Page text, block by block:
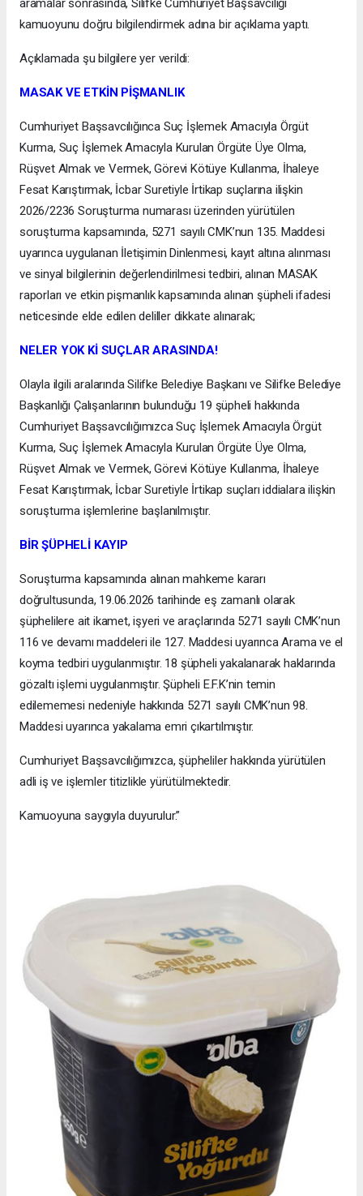
aramalar sonrasında, Silifke Cumhuriyet Başsavcılığı
kamuoyunu doğru bilgilendirmek adına bir açıklama yaptı.
Açıklamada şu bilgilere yer verildi:
MASAK VE ETKİN PİŞMANLIK
Cumhuriyet Başsavcılığınca Suç İşlemek Amacıyla Örgüt
Kurma, Suç İşlemek Amacıyla Kurulan Örgüte Üye Olma,
Rüşvet Almak ve Vermek, Görevi Kötüye Kullanma, İhaleye
Fesat Karıştırmak, İcbar Suretiyle İrtikap suçlarına ilişkin
2026/2236 Soruşturma numarası üzerinden yürütülen
soruşturma kapsamında, 5271 sayılı CMK’nun 135. Maddesi
uyarınca uygulanan İletişimin Dinlenmesi, kayıt altına alınması
ve sinyal bilgilerinin değerlendirilmesi tedbiri, alınan MASAK
raporları ve etkin pişmanlık kapsamında alınan şüpheli ifadesi
neticesinde elde edilen deliller dikkate alınarak;
NELER YOK Kİ SUÇLAR ARASINDA!
Olayla ilgili aralarında Silifke Belediye Başkanı ve Silifke Belediye
Başkanlığı Çalışanlarının bulunduğu 19 şüpheli hakkında
Cumhuriyet Başsavcılığımızca Suç İşlemek Amacıyla Örgüt
Kurma, Suç İşlemek Amacıyla Kurulan Örgüte Üye Olma,
Rüşvet Almak ve Vermek, Görevi Kötüye Kullanma, İhaleye
Fesat Karıştırmak, İcbar Suretiyle İrtikap suçları iddialara ilişkin
soruşturma işlemlerine başlanılmıştır.
BİR ŞÜPHELİ KAYIP
Soruşturma kapsamında alınan mahkeme kararı
doğrultusunda, 19.06.2026 tarihinde eş zamanlı olarak
şüphelilere ait ikamet, işyeri ve araçlarında 5271 sayılı CMK’nun
116 ve devamı maddeleri ile 127. Maddesi uyarınca Arama ve el
koyma tedbiri uygulanmıştır. 18 şüpheli yakalanarak haklarında
gözaltı işlemi uygulanmıştır. Şüpheli E.F.K’nin temin
edilememesi nedeniyle hakkında 5271 sayılı CMK’nun 98.
Maddesi uyarınca yakalama emri çıkartılmıştır.
Cumhuriyet Başsavcılığımızca, şüpheliler hakkında yürütülen
adli iş ve işlemler titizlikle yürütülmektedir.
Kamuoyuna saygıyla duyurulur.”